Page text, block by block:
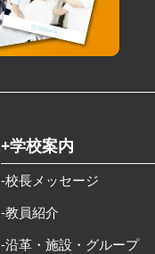
+学校案内
-校長メッセージ
-教員紹介
-沿革・施設・グループ